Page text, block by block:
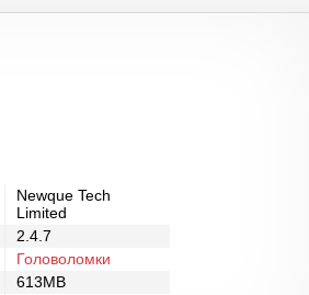
Newque Tech
Limited
2.4.7
Головоломки
613MB